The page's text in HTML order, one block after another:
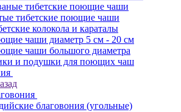
тибетские поющие чаши
тибетские поющие чаши
колокола и караталы
чаши диаметр 5 см - 20 см
чаши большого диаметра
и подушки для поющих чаш
благовония (угольные)